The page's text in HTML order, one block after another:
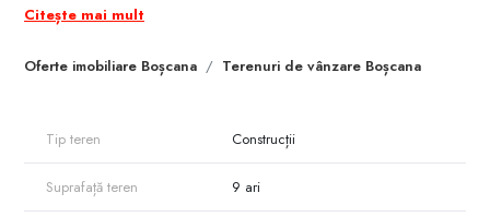
Oferte imobiliare Boșcana Terenuri de vânzare Boșcana
Zonă liniștită, în plină dezvoltare
Acces facil
Locația este potrivită atât pentru construcția unei locuințe, cât și pentru
Pentru mai multe detalii sau vizionare, mesaj privat sau telefon.
Citește mai mult
Tip teren Construcții
Suprafață teren 9 ari